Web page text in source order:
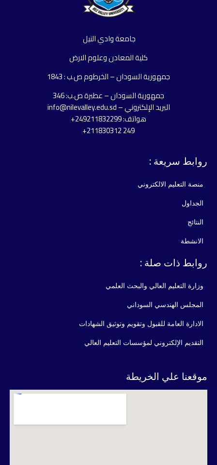
جامعة وادي النيل
كلية المعادن وعلوم الارض
جمهورية السودان – الخرطوم ص.ب : 1843
جمهورية السودان – عطبرة ص.ب: 346
البريد الإلكتروني – info@nilevalley.edu.sd
هواتف: 249211832299+
249 211830312+
روابط سريعة :
منصة التعليم الالكتروني
الجداول
النتائج
الانشطة
روابط ذات صلة :
وزارة التعليم العالي والبحث العلمي
المجلس الهندسي السوداني
الادارة العامة للقبول وتقويم وتوثيق الشهادات
التقديم الإلكتروني لمؤسسات التعليم العالي
موقعنا علي الخريطة